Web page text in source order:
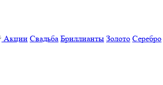
Акции Свадьба Бриллианты Золото Серебро